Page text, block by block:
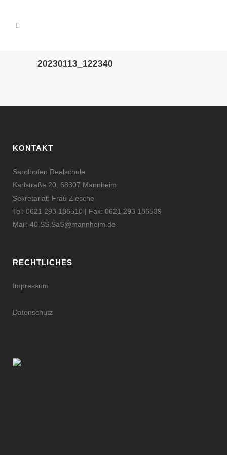
20230113_122340
KONTAKT
Sandhofen Realschule
Karlstraße 20, 68307 Mannheim
Sekretariat: Frau Ziesche
Tel: 0621 293 186510 | Fax: 0621 293 186539
Mail: 40.SS.SaS@mannheim.de
RECHTLICHES
Impressum
Datenschutz